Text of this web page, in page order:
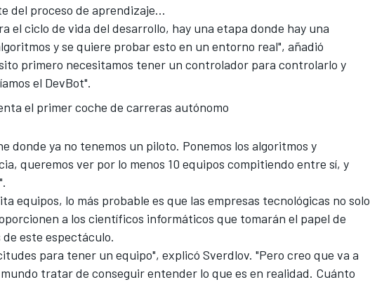
del proceso de aprendizaje...
el ciclo de vida del desarrollo, hay una etapa donde hay una
y se quiere probar esto en un entorno real", añadió
primero necesitamos tener un controlador para controlarlo y
el DevBot".
el primer coche de carreras autónomo
donde ya no tenemos un piloto. Ponemos los algoritmos y
queremos ver por lo menos 10 equipos compitiendo entre sí, y
equipos, lo más probable es que las empresas tecnológicas no solo
a los científicos informáticos que tomarán el papel de
este espectáculo.
para tener un equipo", explicó Sverdlov. "Pero creo que va a
tratar de conseguir entender lo que es en realidad. Cuánto